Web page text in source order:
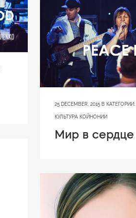
25 DECEMBER, 2015 В КАТЕГОРИИ:
КУЛЬТУРА КОЙНОНИИ
Мир в сердце